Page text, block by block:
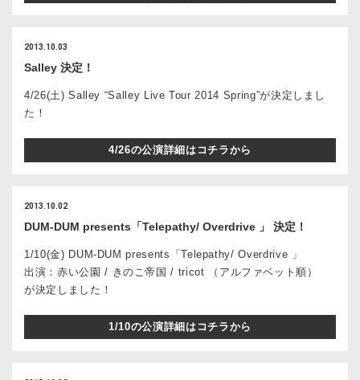
2013.10.03
Salley 決定！
4/26(土) Salley “Salley Live Tour 2014 Spring”が決定しまし
た！
4/26の公演詳細はコチラから
2013.10.02
DUM-DUM presents「Telepathy/ Overdrive 」 決定！
1/10(金) DUM-DUM presents「Telepathy/ Overdrive 」
出演：赤い公園 / きのこ帝国 / tricot （アルファベット順）
が決定しました！
1/10の公演詳細はコチラから